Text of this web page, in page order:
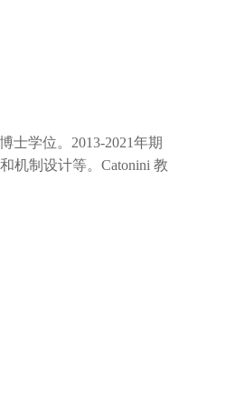
士学位。2013-2021年期
机制设计等。Catonini 教